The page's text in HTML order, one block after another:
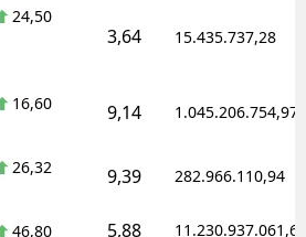
24,50
3,64 15.435.737,28
16,60 9,14 1.045.206.754,97
26,32 9,39 282.966.110,94
46,80 5,88 11.230.937.061,62